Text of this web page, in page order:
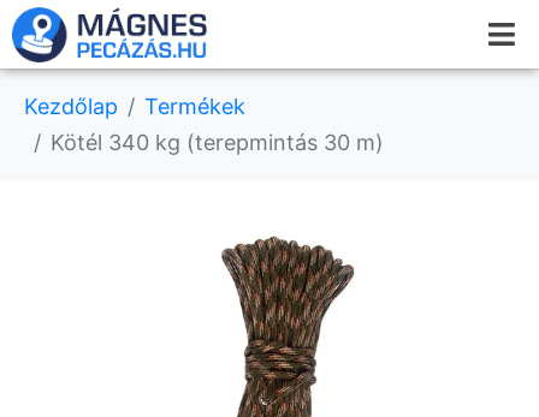
Kezdőlap
Termékek
Kötél 340 kg (terepmintás 30 m)